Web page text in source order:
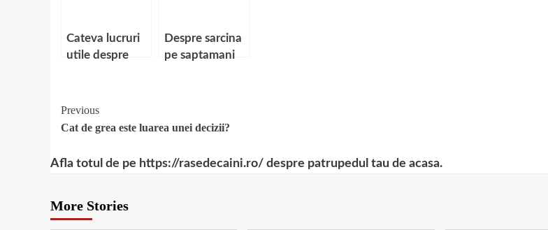
Cateva lucruri
utile despre
Despre sarcina
pe saptamani
Continue
Reading
Previous
Cat de grea este luarea unei decizii?
Afla totul de pe https://rasedecaini.ro/ despre patrupedul tau de acasa.
More Stories